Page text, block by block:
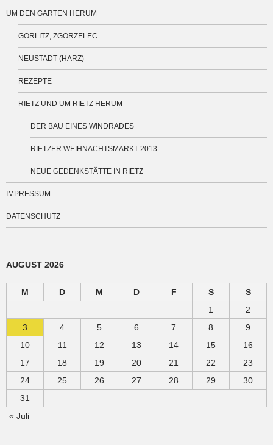
UM DEN GARTEN HERUM
GÖRLITZ, ZGORZELEC
NEUSTADT (HARZ)
REZEPTE
RIETZ UND UM RIETZ HERUM
DER BAU EINES WINDRADES
RIETZER WEIHNACHTSMARKT 2013
NEUE GEDENKSTÄTTE IN RIETZ
IMPRESSUM
DATENSCHUTZ
AUGUST 2026
M D M D F S
S
1
2
3
4 5 6 7 8
9
10
11 12 13 14 15
16
17
18 19 20 21 22
23
24
25 26 27 28 29
30
31
« Juli